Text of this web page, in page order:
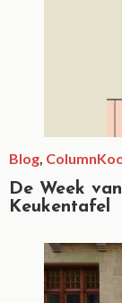
Blog, Column
De Week
Keukentafel